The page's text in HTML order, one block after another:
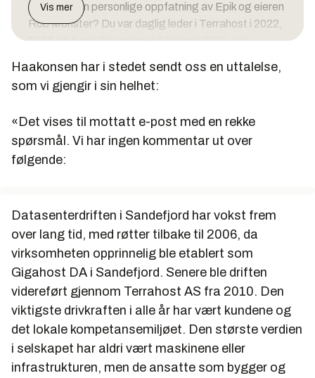
2) Hva er din personlige oppfatning av Epik og eieren
Rob Monster? Du var daglig leder i Terrahost i 2022,
2023 og fram til tvangsavviklingen i 2024, og
kjennskap til eieren.
en «særdeles negativ innvirkning» på selskapets
drift. Hvorfor aksepterte du å fortsette som direktør
for et selskap med eiere du mente skadet driften?
Monster, og hva var hans rolle i driften som førte til
5) Du sier kundene «ikke lenger ønsket å assosieres»
med selskapet. Hvilke konkrete tilbakemeldinger fikk
du som direktør, og når varslet du eierne (Epik) om at
deres omdømme ødela selskapet?
6) Hva slags ekstremistisk eller kontroversielt eller
ulovlig innhold har vært hostet på serverne til
Vis mer
Haakonsen har i stedet sendt oss en uttalelse,
som vi gjengir i sin helhet:
«Det vises til mottatt e-post med en rekke
spørsmål. Vi har ingen kommentar ut over
følgende:
Datasenterdriften i Sandefjord har vokst frem
over lang tid, med røtter tilbake til 2006, da
virksomheten opprinnelig ble etablert som
Gigahost DA i Sandefjord. Senere ble driften
videreført gjennom Terrahost AS fra 2010. Den
viktigste drivkraften i alle år har vært kundene og
det lokale kompetansemiljøet. Den største verdien
i selskapet har aldri vært maskinene eller
infrastrukturen, men de ansatte som bygger og